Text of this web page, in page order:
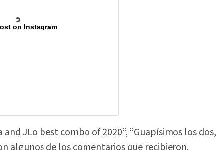
on Instagram
JLo best combo of 2020”, “Guapísimos los dos,
algunos de los comentarios que recibieron.